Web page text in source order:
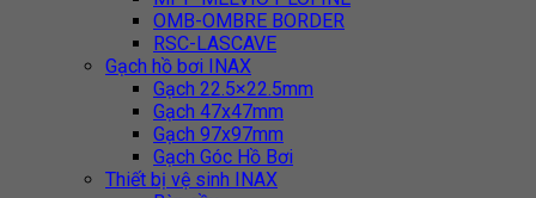
OMB-OMBRE BORDER
RSC-LASCAVE
Gạch hồ bơi INAX
Gạch 22.5×22.5mm
Gạch 47x47mm
Gạch 97x97mm
Gạch Góc Hồ Bơi
Thiết bị vệ sinh INAX